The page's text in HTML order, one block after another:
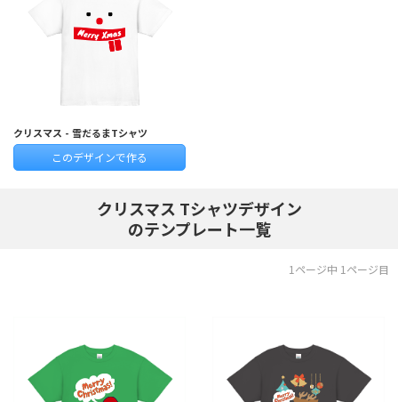
クリスマス - 雪だるまTシャツ
このデザインで作る
クリスマス Tシャツデザイン
のテンプレート一覧
1ページ中 1ページ目